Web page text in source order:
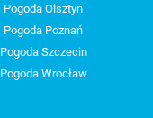
Pogoda Olsztyn
Pogoda Poznań
Pogoda Szczecin
Pogoda Wrocław